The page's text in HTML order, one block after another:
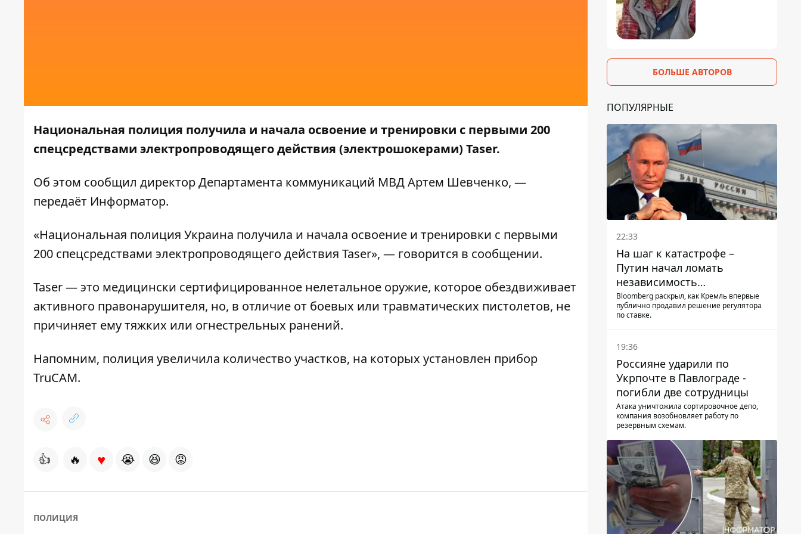
Национальная полиция получила и начала освоение и тренировки с первыми 200
спецсредствами электропроводящего действия (электрошокерами) Taser.
Об этом сообщил директор Департамента коммуникаций МВД Артем Шевченко, —
передаёт Информатор.
«Национальная полиция Украина получила и начала освоение и тренировки с первыми
200 спецсредствами электропроводящего действия Taser», — говорится в сообщении.
Taser — это медицински сертифицированное нелетальное оружие, которое обездвиживает
активного правонарушителя, но, в отличие от боевых или травматических пистолетов, не
причиняет ему тяжких или огнестрельных ранений.
Напомним, полиция увеличила количество участков, на которых установлен прибор
TruCAM.
👍 🔥 ♥ 😭 😆 😡
ПОЛИЦИЯ
БОЛЬШЕ АВТОРОВ
ПОПУЛЯРНЫЕ
22:33
На шаг к катастрофе –
Путин начал ломать
независимость
собственного Центробанка,
заставив снизить базовую
Bloomberg раскрыл, как Кремль впервые
публично продавил решение регулятора
по ставке.
19:36
Россияне ударили по
Укрпочте в Павлограде -
погибли две сотрудницы
Атака уничтожила сортировочное депо,
компания возобновляет работу по
резервным схемам.